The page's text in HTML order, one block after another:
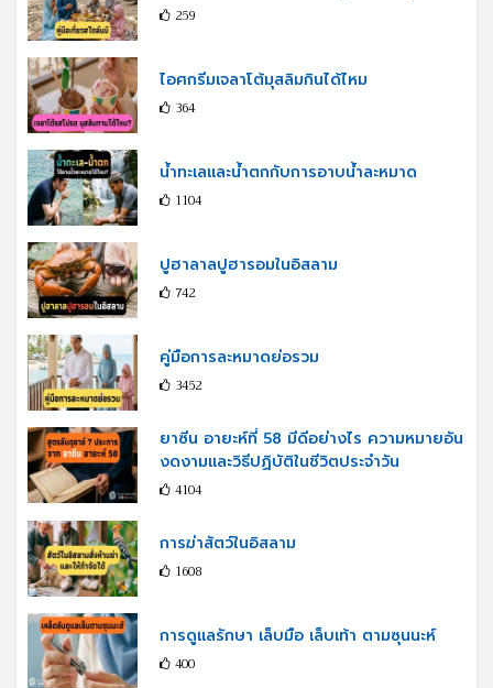
259
ไอศกรีมเจลาโต้มุสลิมกินได้ไหม
364
น้ำทะเลและน้ำตกกับการอาบน้ำละหมาด
1104
ปูฮาลาลปูฮารอมในอิสลาม
742
คู่มือการละหมาดย่อรวม
3452
ยาซีน อายะห์ที่ 58 มีดีอย่างไร ความหมายอัน
งดงามและวิธีปฏิบัติในชีวิตประจำวัน
4104
การฆ่าสัตว์ในอิสลาม
1608
การดูแลรักษา เล็บมือ เล็บเท้า ตามซุนนะห์
400